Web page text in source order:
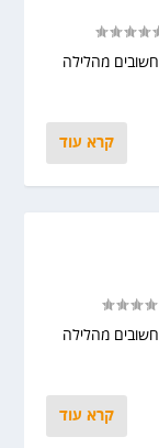
מהלילה
קרא עוד
מהלילה
קרא עוד